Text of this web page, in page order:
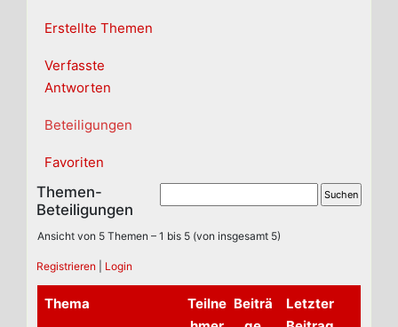
Erstellte Themen
Verfasste
Antworten
Beteiligungen
Favoriten
Themen-
Beteiligungen
Ansicht von 5 Themen – 1 bis 5 (von insgesamt 5)
Registrieren Login
Thema
Teilne Beiträ
Letzter